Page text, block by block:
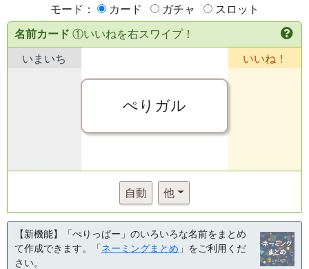
モード： カード ガチャ スロット
名前カード ①いいねを右スワイプ！
いまいち
ぺりガル
いいね！
自動 他
【新機能】「ぺりっぱー」のいろいろな名前をまとめ
て作成できます。「ネーミングまとめ 」をご利用くだ
さい。